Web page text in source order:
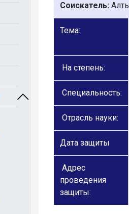
Соискатель:
Тема:
На степень:
Специальность:
Отрасль науки:
Дата защиты
Адрес
проведения
защиты: